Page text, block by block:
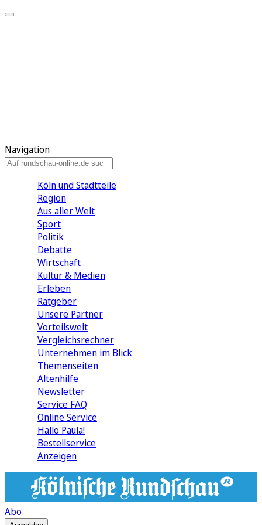
Navigation
Köln und Stadtteile
Region
Aus aller Welt
Sport
Politik
Debatte
Wirtschaft
Kultur & Medien
Erleben
Ratgeber
Unsere Partner
Vorteilswelt
Vergleichsrechner
Unternehmen im Blick
Themenseiten
Altenhilfe
Newsletter
Service FAQ
Online Service
Hallo Paula!
Bestellservice
Anzeigen
Abo